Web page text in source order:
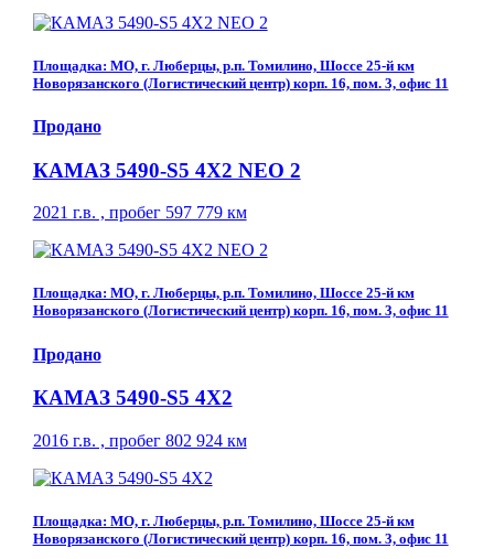
Площадка: МО, г. Люберцы, р.п. Томилино, Шоссе 25-й км
Новорязанского (Логистический центр) корп. 16, пом. 3, офис 11
Продано
КАМАЗ 5490-S5 4Х2 NEO 2
2021 г.в. , пробег 597 779 км
Площадка: МО, г. Люберцы, р.п. Томилино, Шоссе 25-й км
Новорязанского (Логистический центр) корп. 16, пом. 3, офис 11
Продано
КАМАЗ 5490-S5 4Х2
2016 г.в. , пробег 802 924 км
Площадка: МО, г. Люберцы, р.п. Томилино, Шоссе 25-й км
Новорязанского (Логистический центр) корп. 16, пом. 3, офис 11